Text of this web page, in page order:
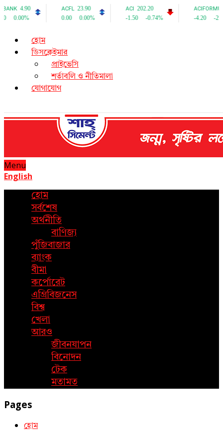
হোম
ডিসক্লেইমার
প্রাইভেসি
শর্তাবলি ও নীতিমালা
যোগাযোগ
Menu
English
হোম
সর্বশেষ
অর্থনীতি
বাণিজ্য
পুঁজিবাজার
ব্যাংক
বীমা
কর্পোরেট
এগ্রিবিজনেস
বিশ্ব
খেলা
আরও
জীবনযাপন
বিনোদন
টেক
মতামত
Pages
হোম